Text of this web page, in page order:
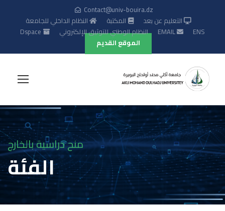
Contact@univ-bouira.dz
النظام الداخلي للجامعة
المكتبة
التعليم عن بعد
Dspace
النظام الوطني للتوثيق الإلكتروني EMAIL
ENS
الموقع القديم
منح دراسية بالخارج
الفئة